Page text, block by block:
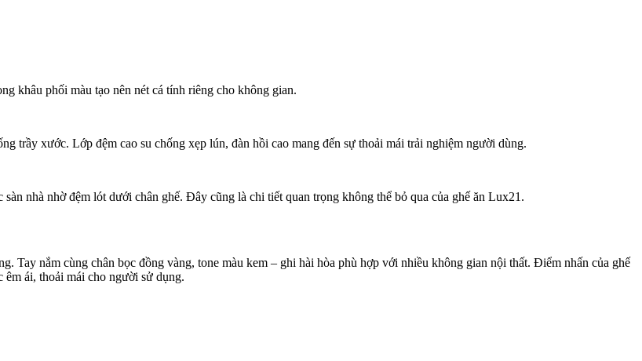
khâu phối màu tạo nên nét cá tính riêng cho không gian.
trầy xước. Lớp đệm cao su chống xẹp lún, đàn hồi cao mang đến sự thoải mái trải nghiệm người dùng.
nhà nhờ đệm lót dưới chân ghế. Đây cũng là chi tiết quan trọng không thể bỏ qua của ghế ăn Lux21.
Tay nắm cùng chân bọc đồng vàng, tone màu kem – ghi hài hòa phù hợp với nhiều không gian nội thất. Điểm nhấn của ghế
êm ái, thoải mái cho người sử dụng.